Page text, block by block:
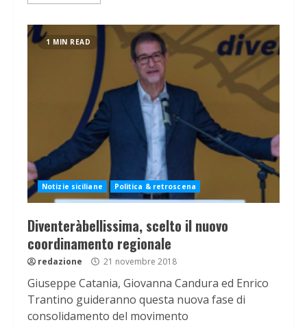
1 MIN READ
Notizie siciliane Politica & retroscena
Diventeràbellissima, scelto il nuovo
coordinamento regionale
redazione 21 novembre 2018
Giuseppe Catania, Giovanna Candura ed Enrico
Trantino guideranno questa nuova fase di
consolidamento del movimento